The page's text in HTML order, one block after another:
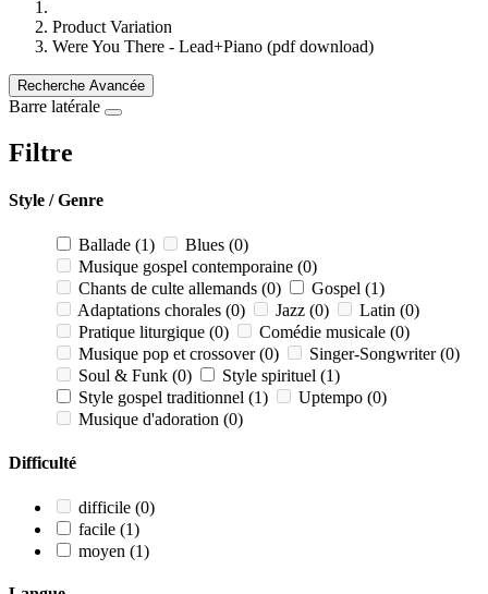
Product Variation
Were You There - Lead+Piano (pdf download)
Recherche Avancée
Barre latérale
Filtre
Style / Genre
Ballade (1) Blues (0)
Musique gospel contemporaine (0)
Chants de culte allemands (0) Gospel (1)
Adaptations chorales (0) Jazz (0) Latin (0)
Pratique liturgique (0) Comédie musicale (0)
Musique pop et crossover(0) Singer-Songwriter(0)
Soul & Funk (0) Style spirituel (1)
Style gospel traditionnel (1) Uptempo (0)
Musique d'adoration (0)
Difficulté
difficile (0)
facile (1)
moyen (1)